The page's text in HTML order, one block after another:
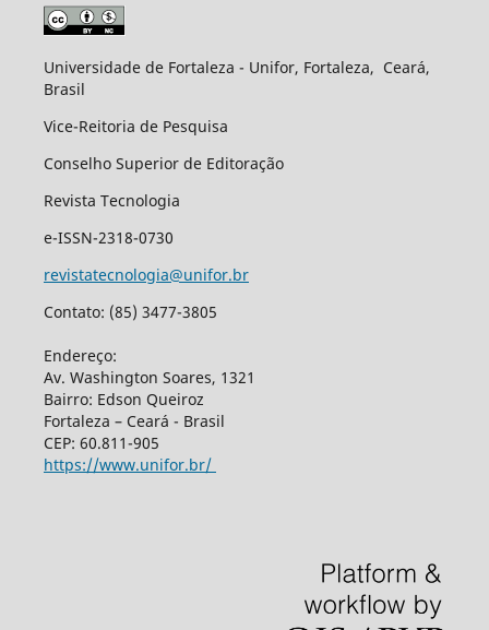
Universidade de Fortaleza - Unifor, Fortaleza, Ceará,
Brasil
Vice-Reitoria de Pesquisa
Conselho Superior de Editoração
Revista Tecnologia
e-ISSN-2318-0730
revistatecnologia@unifor.br
Contato: (85) 3477-3805
Endereço:
Av. Washington Soares, 1321
Bairro: Edson Queiroz
Fortaleza – Ceará - Brasil
CEP: 60.811-905
https://www.unifor.br/